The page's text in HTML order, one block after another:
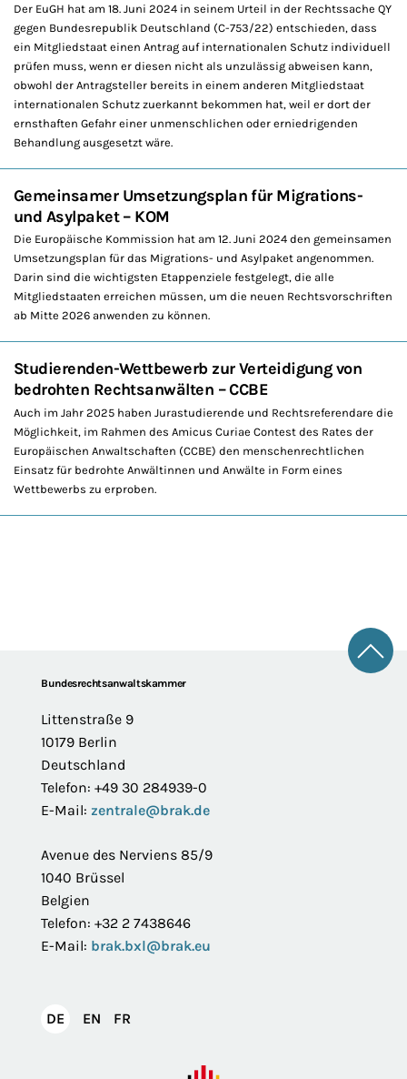
Der EuGH hat am 18. Juni 2024 in seinem Urteil in der Rechtssache QY
gegen Bundesrepublik Deutschland (C-753/22) entschieden, dass
ein Mitgliedstaat einen Antrag auf internationalen Schutz individuell
prüfen muss, wenn er diesen nicht als unzulässig abweisen kann,
obwohl der Antragsteller bereits in einem anderen Mitgliedstaat
internationalen Schutz zuerkannt bekommen hat, weil er dort der
ernsthaften Gefahr einer unmenschlichen oder erniedrigenden
Behandlung ausgesetzt wäre.
Gemeinsamer Umsetzungsplan für Migrations-
und Asylpaket – KOM
Die Europäische Kommission hat am 12. Juni 2024 den gemeinsamen
Umsetzungsplan für das Migrations- und Asylpaket angenommen.
Darin sind die wichtigsten Etappenziele festgelegt, die alle
Mitgliedstaaten erreichen müssen, um die neuen Rechtsvorschriften
ab Mitte 2026 anwenden zu können.
Studierenden-Wettbewerb zur Verteidigung von
bedrohten Rechtsanwälten – CCBE
Auch im Jahr 2025 haben Jurastudierende und Rechtsreferendare die
Möglichkeit, im Rahmen des Amicus Curiae Contest des Rates der
Europäischen Anwaltschaften (CCBE) den menschenrechtlichen
Einsatz für bedrohte Anwältinnen und Anwälte in Form eines
Wettbewerbs zu erproben.
FooterBundesrechtsanwaltskammer
Littenstraße 9
10179 Berlin
Deutschland
Telefon: +49 30 284939-0
E-Mail: zentrale@brak.de
Avenue des Nerviens 85/9
1040 Brüssel
Belgien
Telefon: +32 2 7438646
E-Mail: brak.bxl@brak.eu
DEDeutsch
EN English
FR